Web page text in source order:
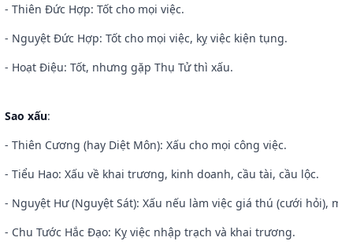
- Thiên Đức Hợp: Tốt cho mọi việc.
- Nguyệt Đức Hợp: Tốt cho mọi việc, kỵ việc kiện tụng.
- Hoạt Điệu: Tốt, nhưng gặp Thụ Tử thì xấu.
Sao xấu:
- Thiên Cương (hay Diệt Môn): Xấu cho mọi công việc.
- Tiểu Hao: Xấu về khai trương, kinh doanh, cầu tài, cầu lộc.
- Nguyệt Hư (Nguyệt Sát): Xấu nếu làm việc giá thú (cưới hỏi),
- Chu Tước Hắc Đạo: Kỵ việc nhập trạch và khai trương.